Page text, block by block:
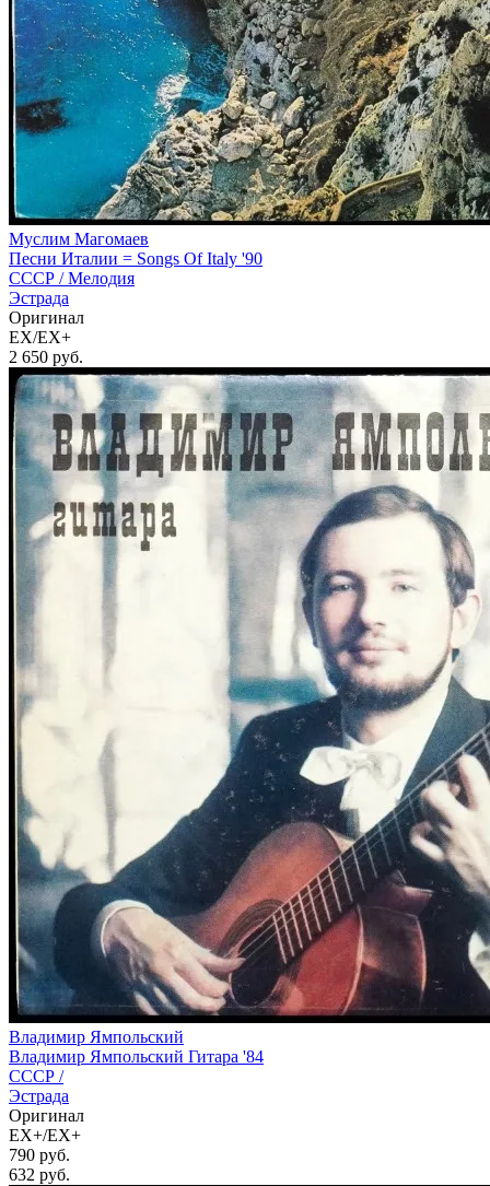
Муслим Магомаев
Песни Италии = Songs Of Italy '90
СССР /Мелодия
Эстрада
Оригинал
EX/EX+
2 650 руб.
Владимир Ямпольский
Владимир Ямпольский Гитара '84
СССР /
Эстрада
Оригинал
EX+/EX+
790 руб.
632 руб.